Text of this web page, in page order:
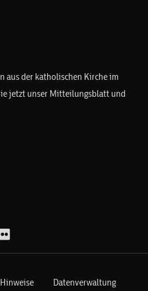
aus der katholischen Kirche im
jetzt unser Mitteilungsblatt und
Datenverwaltung